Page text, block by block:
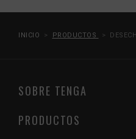
INICIO PRODUCTOS
SOBRE TENGA
PRODUCTOS